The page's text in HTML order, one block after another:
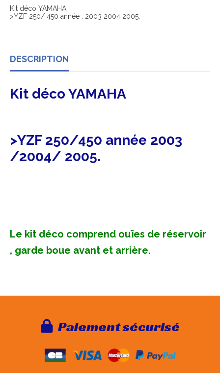
Kit déco YAMAHA
>YZF 250/ 450 année : 2003 2004 2005.
DESCRIPTION
Kit déco YAMAHA
>YZF 250/450 année 2003
/2004/ 2005.
Le kit déco comprend ouïes de réservoir
, garde boue avant et arrière.
Paiement sécurisé